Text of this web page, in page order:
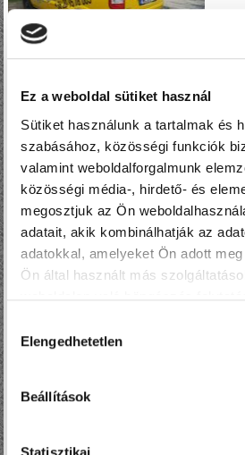
Ez a weboldal sütiket használ
Sütiket használunk a tartalmak és
szabásához, közösségi funkciók
valamint weboldalforgalmunk
közösségi média-, hirdető- és
megosztjuk az Ön
adatait, akik kombinálhatják az
adatokkal, amelyeket Ön adott
Ön által használt más
kiválasztása
Elengedhetetlen
Beállítások